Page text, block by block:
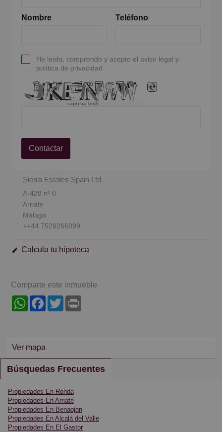
Nombre Teléfono
He leído, comprendo y acepto el aviso legal y
política de privacidad
captcha tools
Contactar
Sierra Estates Spain Ltd
A-428 nº 0
Arriate
Málaga
++44 7528266099
Calcula tu hipoteca
Comparte este inmueble
WhatsAppFacebook
Twitter
Ver mapa
Búsquedas Frecuentes
Propiedades En Ronda
Propiedades En Arriate
Propiedades En Benaojan
Propiedades En Alcalá del Valle
Propiedades En El Gastor